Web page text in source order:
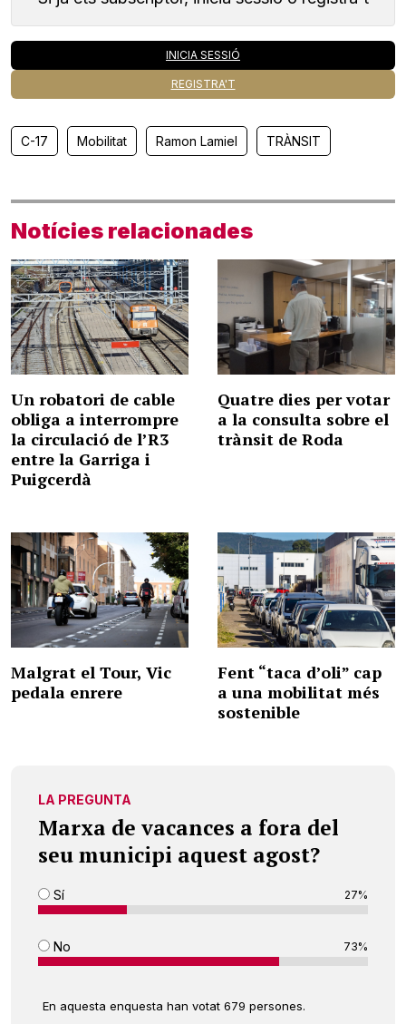
INICIA SESSIÓ
REGISTRA'T
C-17 Mobilitat Ramon Lamiel TRÀNSIT
Notícies relacionades
Un robatori de cable
obliga a interrompre
la circulació de l’R3
entre la Garriga i
Puigcerdà
Quatre dies per votar
a la consulta sobre el
trànsit de Roda
Malgrat el Tour, Vic
pedala enrere
Fent “taca d’oli” cap
a una mobilitat més
sostenible
LA PREGUNTA
Marxa de vacances a fora del
seu municipi aquest agost?
Sí 27%
No 73%
En aquesta enquesta han votat 679 persones.